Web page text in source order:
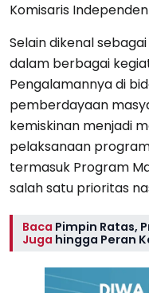
Komisaris
Selain dikenal
dalam berbagai
Pengalamannya di
pemberdayaan
kemiskinan menjadi
pelaksanaan
termasuk Program
salah satu prioritas
Baca
Juga
Pimpin Ratas,
hingga Peran